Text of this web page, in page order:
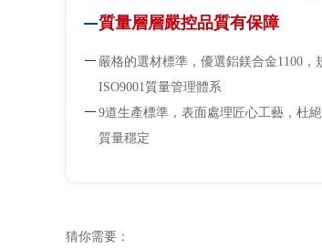
質量層層嚴控品質有保障
嚴格的選材標準，優選鋁鎂合金1100，
ISO9001質量管理體系
9道生產標準，表面處理匠心工藝，杜
質量穩定
猜你需要：